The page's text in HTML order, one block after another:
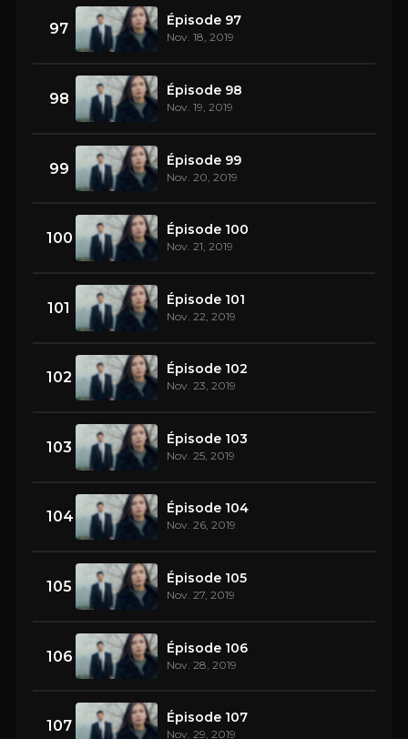
97 Épisode 97
Nov. 18, 2019
98 Épisode 98
Nov. 19, 2019
99 Épisode 99
Nov. 20, 2019
100 Épisode 100
Nov. 21, 2019
101 Épisode 101
Nov. 22, 2019
102 Épisode 102
Nov. 23, 2019
103 Épisode 103
Nov. 25, 2019
104 Épisode 104
Nov. 26, 2019
105 Épisode 105
Nov. 27, 2019
106 Épisode 106
Nov. 28, 2019
107 Épisode 107
Nov. 29, 2019